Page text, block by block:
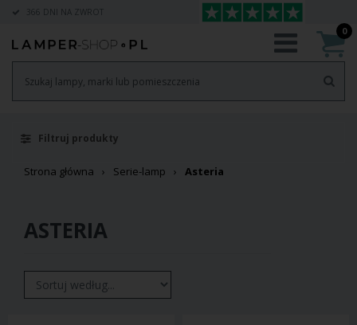
366 DNI NA ZWROT
0
Filtruj produkty
Strona główna Serie-lamp Asteria
ASTERIA